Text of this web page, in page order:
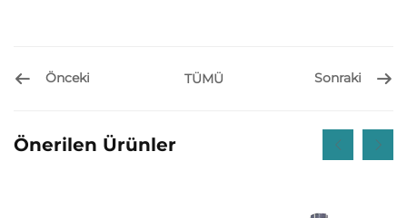
Önceki TÜMÜ Sonraki
Önerilen Ürünler